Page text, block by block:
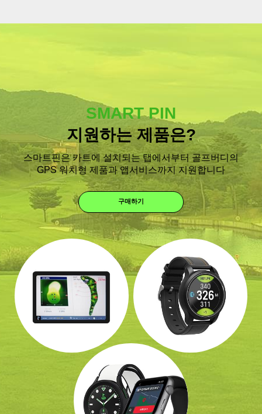
SMART PIN
지원하는 제품은?
스마트핀은 카트에 설치되는 탭에서부터 골프버디의
GPS 워치형 제품과 앱서비스까지 지원합니다
구매하기